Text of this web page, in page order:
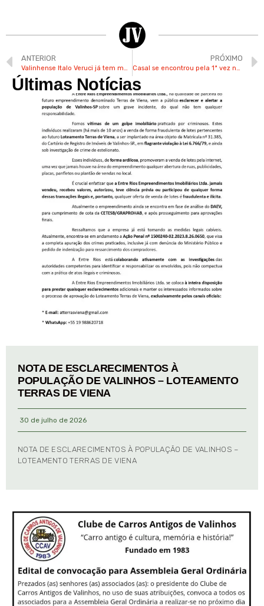
ANTERIOR
Valinhense Italo Veruci já tem mais de 15 anos de carreira musical
PRÓXIMO
Casal se encontrou pela 1ª vez na Praça Brasil 500 Anos em Valinhos
Últimas Notícias
NOTA DE ESCLARECIMENTOS À
POPULAÇÃO DE VALINHOS – LOTEAMENTO
TERRAS DE VIENA
30 de julho de 2026
NOTA DE ESCLARECIMENTOS À POPULAÇÃO DE VALINHOS –
LOTEAMENTO TERRAS DE VIENA